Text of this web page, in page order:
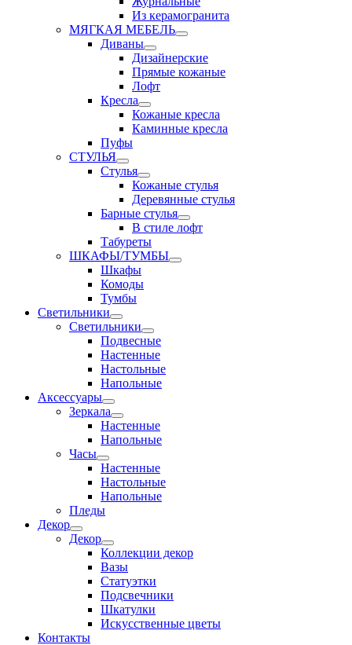
Из керамогранита
МЯГКАЯ МЕБЕЛЬ
Диваны
Дизайнерские
Прямые кожаные
Лофт
Кресла
Кожаные кресла
Каминные кресла
Пуфы
СТУЛЬЯ
Стулья
Кожаные стулья
Деревянные стулья
Барные стулья
В стиле лофт
Табуреты
ШКАФЫ/ТУМБЫ
Шкафы
Комоды
Тумбы
Светильники
Светильники
Подвесные
Настенные
Настольные
Напольные
Аксессуары
Зеркала
Настенные
Напольные
Часы
Настенные
Настольные
Напольные
Пледы
Декор
Декор
Коллекции декор
Вазы
Статуэтки
Подсвечники
Шкатулки
Искусственные цветы
Контакты